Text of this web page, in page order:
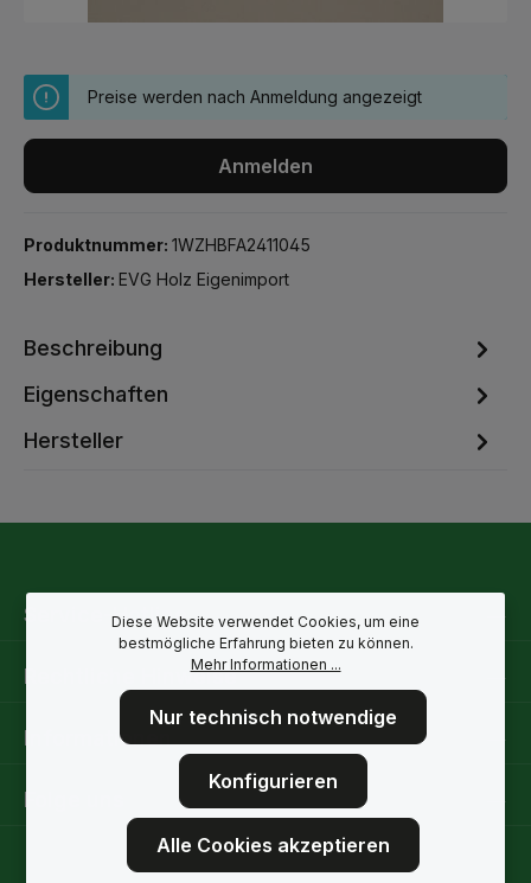
Preise werden nach Anmeldung angezeigt
Anmelden
Produktnummer: 1WZHBFA2411045
Hersteller: EVG Holz Eigenimport
Beschreibung
Eigenschaften
Hersteller
Service-Hotline
Rechtliche Hinweise
Informationen
Folge uns
Diese Website verwendet Cookies, um eine
bestmögliche Erfahrung bieten zu können.
Mehr Informationen ...
Nur technisch notwendige
Konfigurieren
Alle Cookies akzeptieren